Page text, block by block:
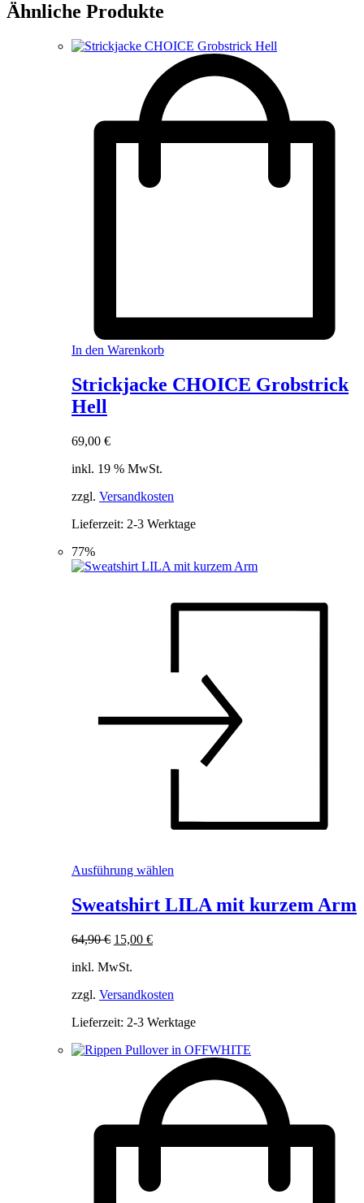
Ähnliche Produkte
In den Warenkorb
Strickjacke CHOICE Grobstrick
Hell
69,00 €
inkl. 19 % MwSt.
zzgl. Versandkosten
Lieferzeit: 2-3 Werktage
77%
Ausführung wählen
weist
mehrere
auf
der
Produktseite
gewählt
werden
Sweatshirt LILA mit kurzem Arm
64,90€ Ursprünglicher
war:
15,00 €Aktueller
inkl. MwSt.
zzgl. Versandkosten
Lieferzeit: 2-3 Werktage